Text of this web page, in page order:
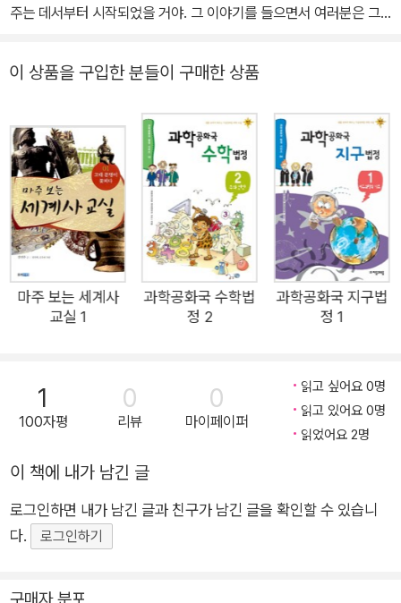
주는 데서부터 시작되었을 거야. 그 이야기를 들으면서 여러분은 그
배우고, 자신의 생각을 다른 사람에게 전달하는 방법도 배우는 거야.
이 상품을 구입한 분들이 구매한 상품
마주 보는 세계사
교실 1
과학공화국 수학법
정 2
과학공화국 지구법
정 1
1
100자평
0
리뷰
0
마이페이퍼
읽고 싶어요 0명
읽고 있어요 0명
읽었어요 2명
이 책에 내가 남긴 글
로그인하면 내가 남긴 글과 친구가 남긴 글을 확인할 수 있습니
다.
로그인하기
구매자 분포